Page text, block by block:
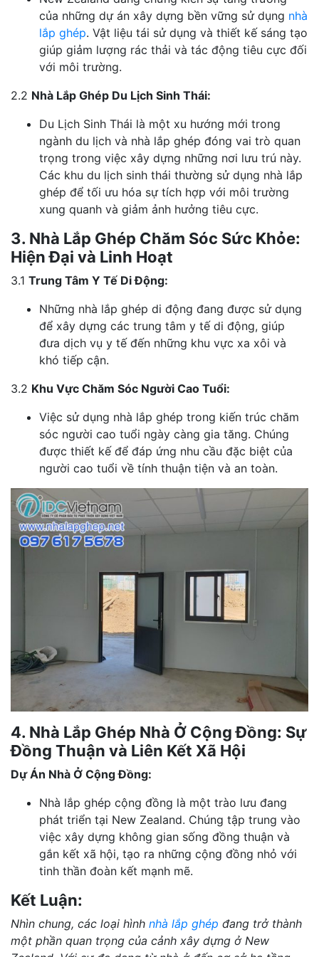
của những dự án xây dựng bền vững sử dụng nhà
lắp ghép. Vật liệu tái sử dụng và thiết kế sáng tạo
giúp giảm lượng rác thải và tác động tiêu cực đối
với môi trường.
2.2 Nhà Lắp Ghép Du Lịch Sinh Thái:
Du Lịch Sinh Thái là một xu hướng mới trong
ngành du lịch và nhà lắp ghép đóng vai trò quan
trọng trong việc xây dựng những nơi lưu trú này.
Các khu du lịch sinh thái thường sử dụng nhà lắp
ghép để tối ưu hóa sự tích hợp với môi trường
xung quanh và giảm ảnh hưởng tiêu cực.
3. Nhà Lắp Ghép Chăm Sóc Sức Khỏe:
Hiện Đại và Linh Hoạt
3.1 Trung Tâm Y Tế Di Động:
Những nhà lắp ghép di động đang được sử dụng
để xây dựng các trung tâm y tế di động, giúp
đưa dịch vụ y tế đến những khu vực xa xôi và
khó tiếp cận.
3.2 Khu Vực Chăm Sóc Người Cao Tuổi:
Việc sử dụng nhà lắp ghép trong kiến trúc chăm
sóc người cao tuổi ngày càng gia tăng. Chúng
được thiết kế để đáp ứng nhu cầu đặc biệt của
người cao tuổi về tính thuận tiện và an toàn.
4. Nhà Lắp Ghép Nhà Ở Cộng Đồng: Sự
Đồng Thuận và Liên Kết Xã Hội
Dự Án Nhà Ở Cộng Đồng:
Nhà lắp ghép cộng đồng là một trào lưu đang
phát triển tại New Zealand. Chúng tập trung vào
việc xây dựng không gian sống đồng thuận và
gắn kết xã hội, tạo ra những cộng đồng nhỏ với
tinh thần đoàn kết mạnh mẽ.
Kết Luận:
Nhìn chung, các loại hình nhà lắp ghép đang trở thành
một phần quan trọng của cảnh xây dựng ở New